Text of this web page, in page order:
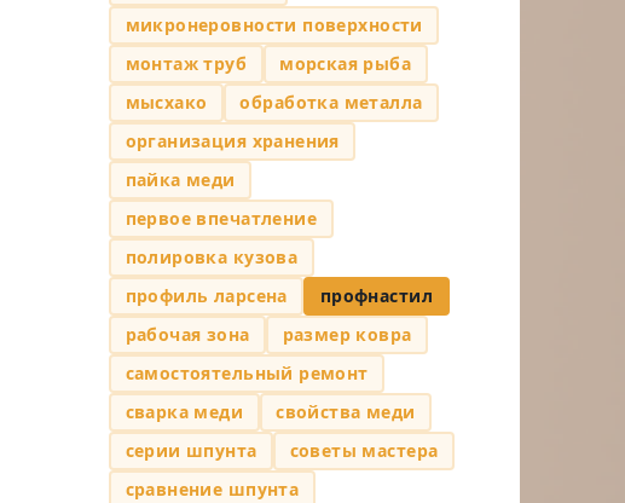
микронеровности поверхности
монтаж труб
морская рыба
мысхако
обработка металла
организация хранения
пайка меди
первое впечатление
полировка кузова
профиль ларсена
профнастил
рабочая зона
размер ковра
самостоятельный ремонт
сварка меди
свойства меди
серии шпунта
советы мастера
сравнение шпунта